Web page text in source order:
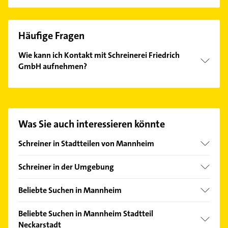
Häufige Fragen
Wie kann ich Kontakt mit Schreinerei Friedrich
GmbH aufnehmen?
Kontaktmöglichkeiten wie Adresse oder Mail in
finden Sie alleKontaktdaten.
Was Sie auch interessieren könnte
Schreiner in Stadtteilen von Mannheim
Feudenheim
Käfertal
Rheinau
Schreiner in der Umgebung
Ludwigshafen am Rhein
Frankenthal (Pfalz)
Beliebte Suchen in Mannheim
Dachdecker
Bauunternehmen
Beliebte Suchen in Mannheim Stadtteil
Neckarstadt